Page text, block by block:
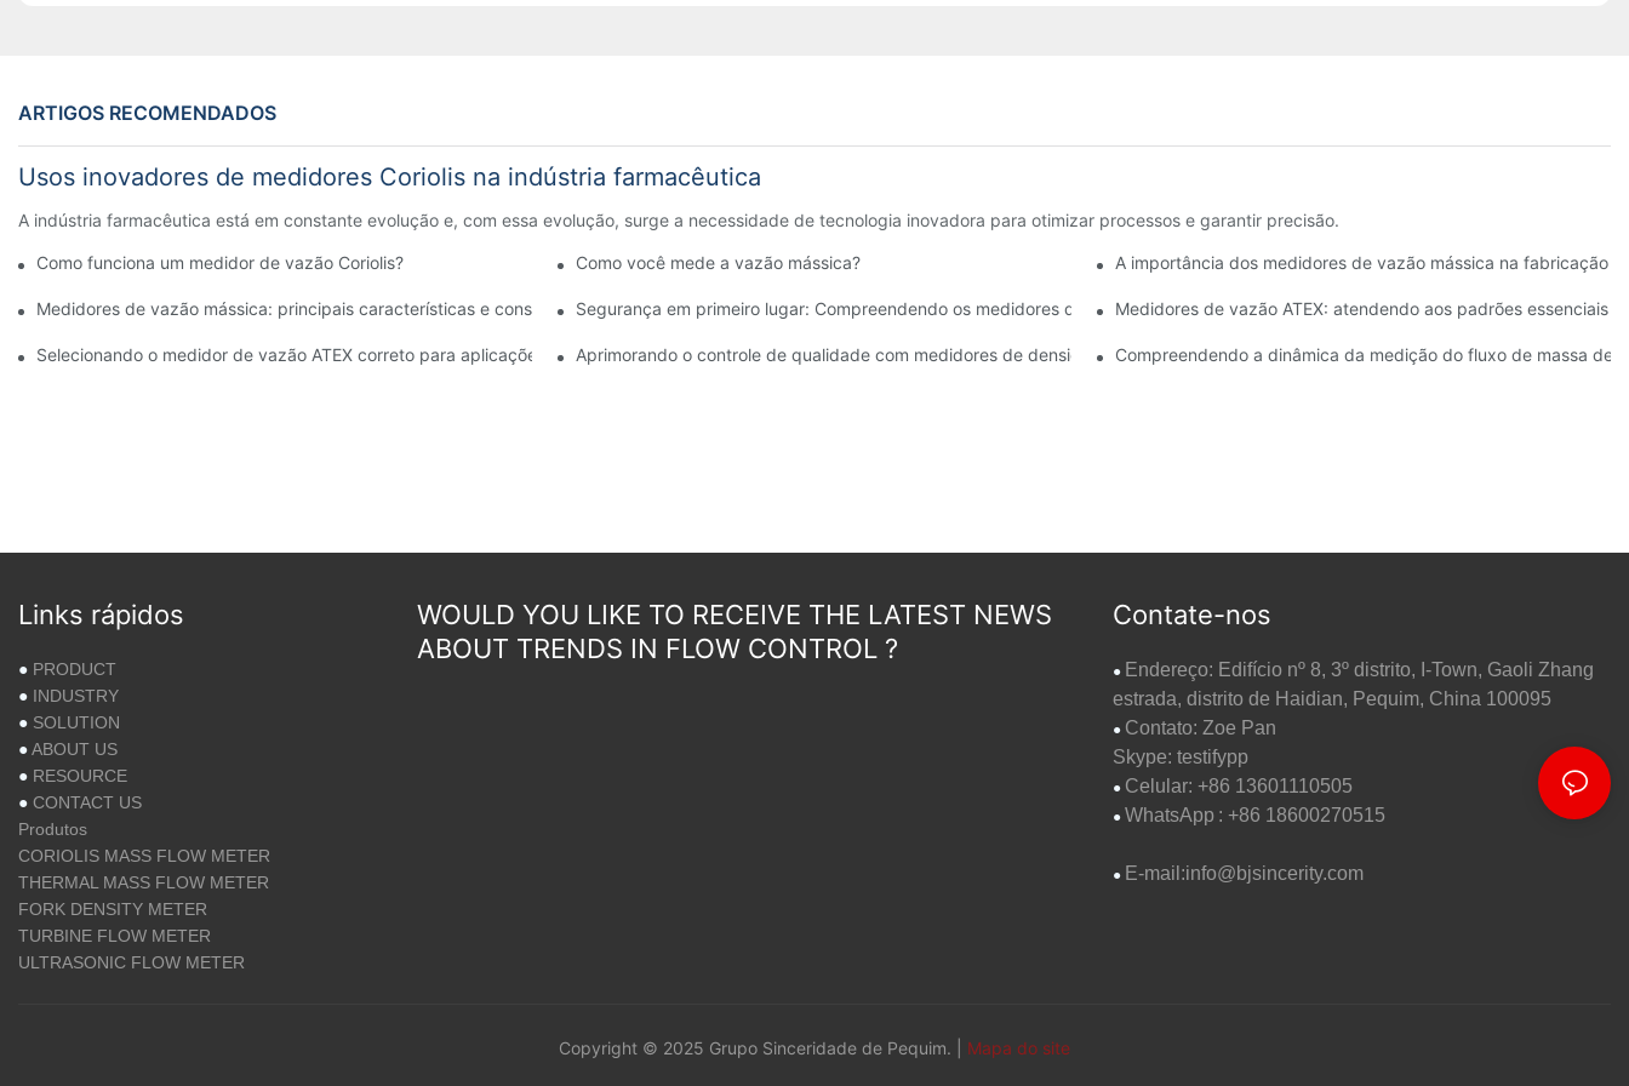
ARTIGOS RECOMENDADOS
Usos inovadores de medidores Coriolis na indústria farmacêutica
A indústria farmacêutica está em constante evolução e, com essa evolução, surge a necessidade de tecnologia inovadora para otimizar processos e garantir precisão.
Como funciona um medidor de vazão Coriolis? Como você mede a vazão mássica? A importância dos medidores de vazão mássica na fabricação
Medidores de vazão mássica: principais características e considerações antes da compraSegurança em primeiro lugar: Compreendendo os medidores de vazão ATEX para ambientes perigosos
Medidores de vazão ATEX: atendendo aos padrões essenciais
Selecionando o medidor de vazão ATEX correto para aplicações de materiais inflamáveisAprimorando o controle de qualidade com medidores de densidade Coriolis na produçãoCompreendendo a dinâmica da medição do fluxo de massa de
Links rápidos
● PRODUCT
● INDUSTRY
● SOLUTION
●ABOUT US
● RESOURCE
● CONTACT US
Produtos
CORIOLIS MASS FLOW METER
THERMAL MASS FLOW METER
FORK DENSITY METER
TURBINE FLOW METER
ULTRASONIC FLOW METER
WOULD YOU LIKE TO RECEIVE THE LATEST NEWS
ABOUT TRENDS IN FLOW CONTROL ?
Contate-nos
● Endereço: Edifício nº 8, 3º distrito, I-Town, Gaoli Zhang
estrada, distrito de Haidian, Pequim, China 100095
● Contato: Zoe Pan
Skype: testifypp
● Celular: +86 13601110505
● WhatsApp : +86 18600270515
● E-mail:info@bjsincerity.com
Copyright © 2025 Grupo Sinceridade de Pequim. | Mapa do site